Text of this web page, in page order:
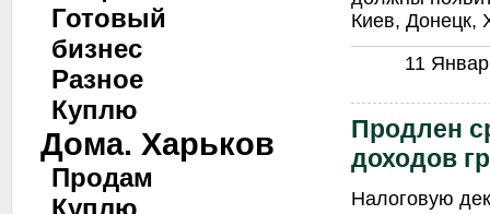
Готовый
бизнес
Разное
Куплю
Дома. Харьков
Продам
Куплю
Киев, Донецк,
11
Продлен
доходов
Налоговую